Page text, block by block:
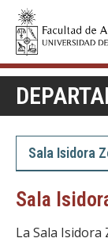
Sala Isidora
Sala
La Sala